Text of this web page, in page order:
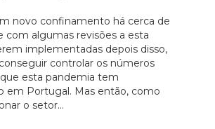
novo confinamento há cerca de
com algumas revisões a esta
implementadas depois disso,
controlar os números
esta pandemia tem
em Portugal. Mas então, como
o setor...